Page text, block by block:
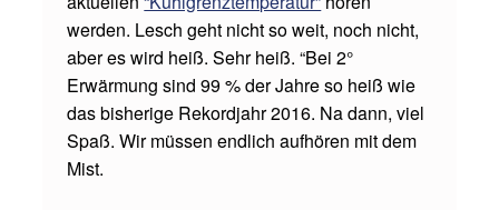
S
M
O
S
Z
werden. Lesch geht nicht so weit, noch nicht,
aber es wird heiß. Sehr heiß. “Bei 2°
Erwärmung sind 99 % der Jahre so heiß wie
das bisherige Rekordjahr 2016. Na dann, viel
Spaß. Wir müssen endlich aufhören mit dem
Mist.